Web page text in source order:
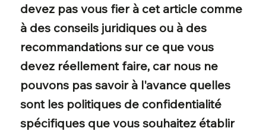
devez pas vous fier à cet article comme
à des conseils juridiques ou à des
recommandations sur ce que vous
devez réellement faire, car nous ne
pouvons pas savoir à l'avance quelles
sont les politiques de confidentialité
spécifiques que vous souhaitez établir